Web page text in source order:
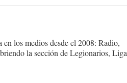
los medios desde el 2008: Radio,
la sección de Legionarios, Liga